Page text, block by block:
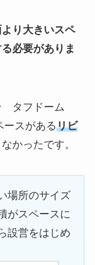
り大きいスペ
必要がありま
タフドーム
ースがあるリビ
かったです。
場所のサイズ
がスペースに
設営をはじめ